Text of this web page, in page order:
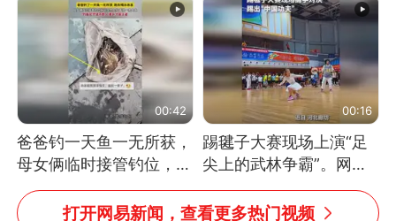
吗？”“或将成为首位考级
不带古筝的选手。”（来
源：新华每日电讯）
00:42
爸爸钓一天鱼一无所获，
母女俩临时接管钓位，用
玩具鱼竿钓上大鱼
00:16
踢毽子大赛现场上演“足
尖上的武林争霸”。网
友：这哪是踢毽子，分明
是武侠片现场！#睡个好
打开网易新闻，查看更多热门视频